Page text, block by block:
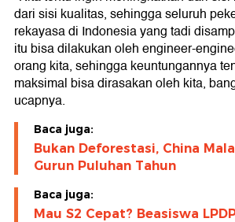
dari sisi kualitas, sehingga seluruh
rekayasa di Indonesia yang tadi
itu bisa dilakukan oleh engineer-
orang kita, sehingga keuntungannya
maksimal bisa dirasakan oleh kita,
ucapnya.
Baca juga:
Bukan Deforestasi, China
Gurun Puluhan Tahun
Baca juga:
Mau S2 Cepat? Beasiswa